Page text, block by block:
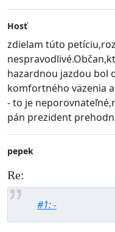
Hosť
zdielam túto
hazardnou jazdou bol
komfortného väzenia
- to je
pán prezident
pepek
Re:
#1: -